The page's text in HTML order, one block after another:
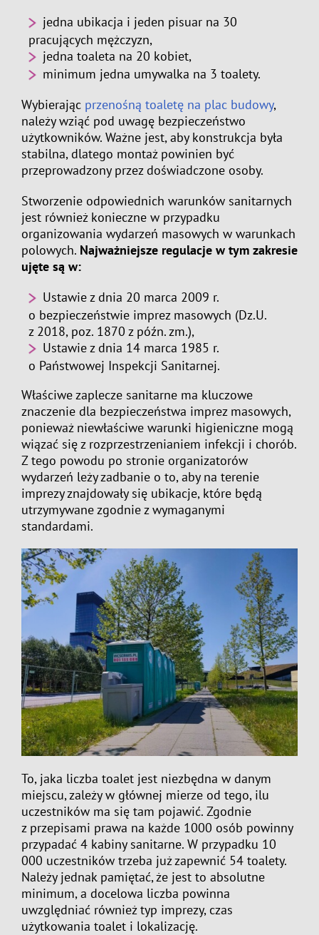
jedna ubikacja i jeden pisuar na 30
pracujących mężczyzn,
jedna toaleta na 20 kobiet,
minimum jedna umywalka na 3 toalety.
Wybierając przenośną toaletę na plac budowy,
należy wziąć pod uwagę bezpieczeństwo
użytkowników. Ważne jest, aby konstrukcja była
stabilna, dlatego montaż powinien być
przeprowadzony przez doświadczone osoby.
Stworzenie odpowiednich warunków sanitarnych
jest również konieczne w przypadku
organizowania wydarzeń masowych w warunkach
polowych. Najważniejsze regulacje w tym zakresie
ujęte są w:
Ustawie z dnia 20 marca 2009 r.
o bezpieczeństwie imprez masowych (Dz.U.
z 2018, poz. 1870 z późn. zm.),
Ustawie z dnia 14 marca 1985 r.
o Państwowej Inspekcji Sanitarnej.
Właściwe zaplecze sanitarne ma kluczowe
znaczenie dla bezpieczeństwa imprez masowych,
ponieważ niewłaściwe warunki higieniczne mogą
wiązać się z rozprzestrzenianiem infekcji i chorób.
Z tego powodu po stronie organizatorów
wydarzeń leży zadbanie o to, aby na terenie
imprezy znajdowały się ubikacje, które będą
utrzymywane zgodnie z wymaganymi
standardami.
To, jaka liczba toalet jest niezbędna w danym
miejscu, zależy w głównej mierze od tego, ilu
uczestników ma się tam pojawić. Zgodnie
z przepisami prawa na każde 1000 osób powinny
przypadać 4 kabiny sanitarne. W przypadku 10
000 uczestników trzeba już zapewnić 54 toalety.
Należy jednak pamiętać, że jest to absolutne
minimum, a docelowa liczba powinna
uwzględniać również typ imprezy, czas
użytkowania toalet i lokalizację.